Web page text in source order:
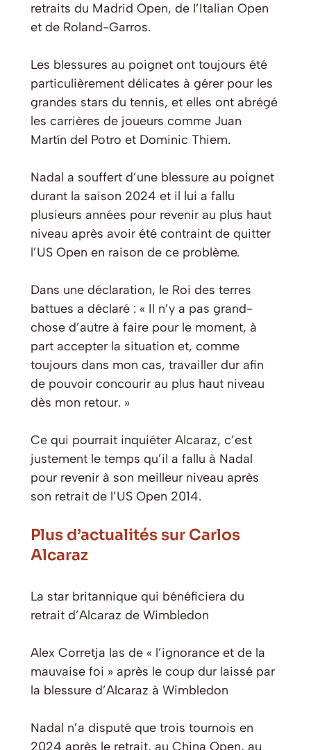
retraits du Madrid Open, de l’Italian Open
et de Roland-Garros.
Les blessures au poignet ont toujours été
particulièrement délicates à gérer pour les
grandes stars du tennis, et elles ont abrégé
les carrières de joueurs comme Juan
Martín del Potro et Dominic Thiem.
Nadal a souffert d’une blessure au poignet
durant la saison 2024 et il lui a fallu
plusieurs années pour revenir au plus haut
niveau après avoir été contraint de quitter
l’US Open en raison de ce problème.
Dans une déclaration, le Roi des terres
battues a déclaré : « Il n’y a pas grand-
chose d’autre à faire pour le moment, à
part accepter la situation et, comme
toujours dans mon cas, travailler dur afin
de pouvoir concourir au plus haut niveau
dès mon retour. »
Ce qui pourrait inquiéter Alcaraz, c’est
justement le temps qu’il a fallu à Nadal
pour revenir à son meilleur niveau après
son retrait de l’US Open 2014.
Plus d’actualités sur Carlos
Alcaraz
La star britannique qui bénéficiera du
retrait d’Alcaraz de Wimbledon
Alex Corretja las de « l’ignorance et de la
mauvaise foi » après le coup dur laissé par
la blessure d’Alcaraz à Wimbledon
Nadal n’a disputé que trois tournois en
2024 après le retrait, au China Open, au